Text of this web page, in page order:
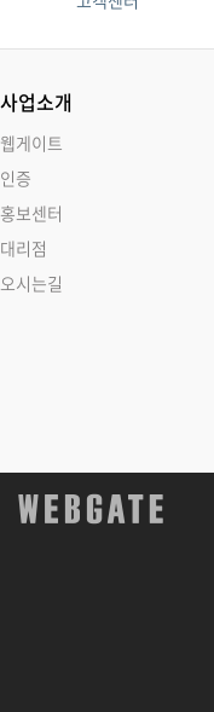
사업소개
웹게이트
인증
홍보센터
대리점
오시는길